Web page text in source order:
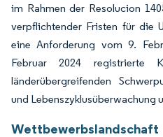
im Rahmen der Resolucion
verpflichtender Fristen für die
eine Anforderung vom 9.
Februar 2024 registrierte
länderübergreifenden
und Lebenszyklusüberwachung
Wettbewerbslandschaft